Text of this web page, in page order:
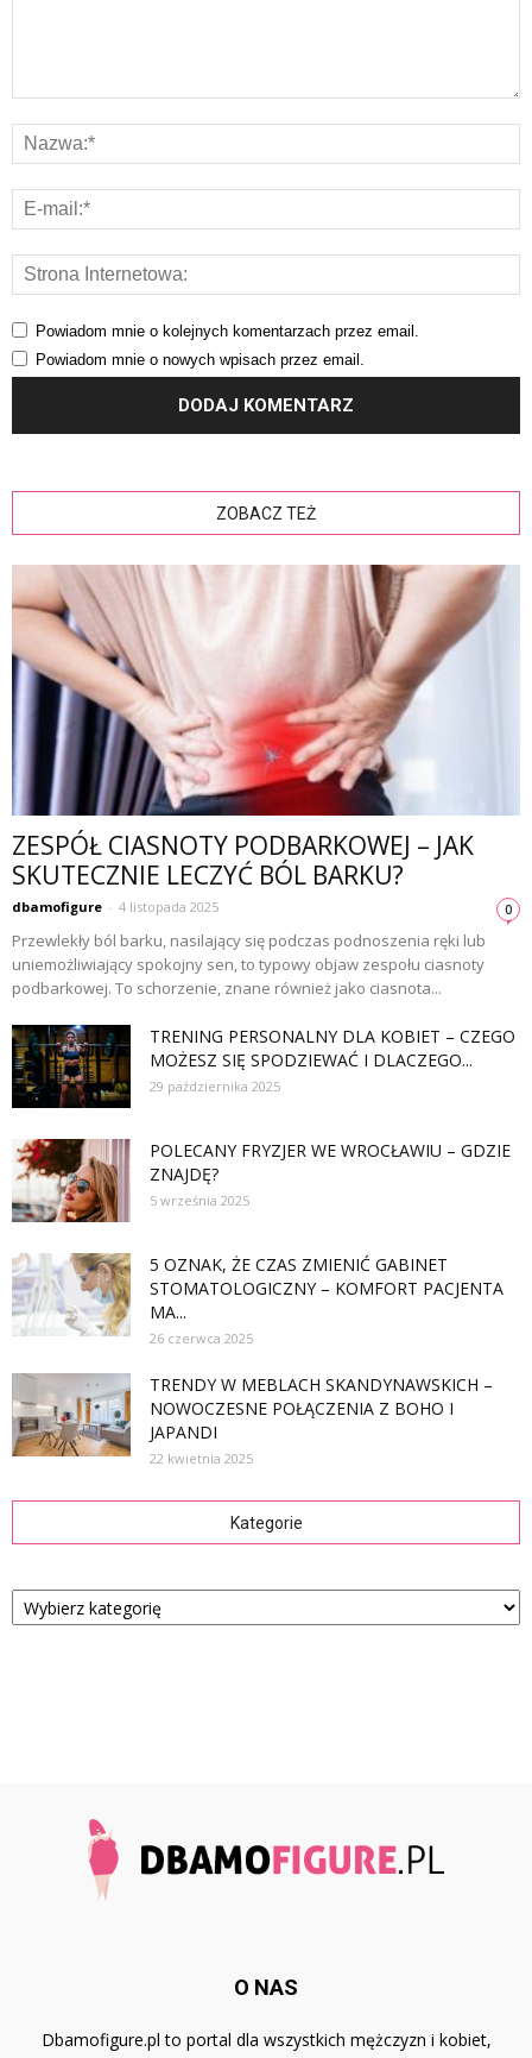
Powiadom mnie o kolejnych komentarzach przez email.
Powiadom mnie o nowych wpisach przez email.
ZOBACZ TEŻ
ZESPÓŁ CIASNOTY PODBARKOWEJ – JAK
SKUTECZNIE LECZYĆ BÓL BARKU?
dbamofigure - 4 listopada 2025 0
Przewlekły ból barku, nasilający się podczas podnoszenia ręki lub
uniemożliwiający spokojny sen, to typowy objaw zespołu ciasnoty
podbarkowej. To schorzenie, znane również jako ciasnota...
TRENING PERSONALNY DLA KOBIET – CZEGO
MOŻESZ SIĘ SPODZIEWAĆ I DLACZEGO...
29 października 2025
POLECANY FRYZJER WE WROCŁAWIU – GDZIE
ZNAJDĘ?
5 września 2025
5 OZNAK, ŻE CZAS ZMIENIĆ GABINET
STOMATOLOGICZNY – KOMFORT PACJENTA
MA...
26 czerwca 2025
TRENDY W MEBLACH SKANDYNAWSKICH –
NOWOCZESNE POŁĄCZENIA Z BOHO I
JAPANDI
22 kwietnia 2025
Kategorie
Kategorie
O NAS
Dbamofigure.pl to portal dla wszystkich mężczyzn i kobiet,